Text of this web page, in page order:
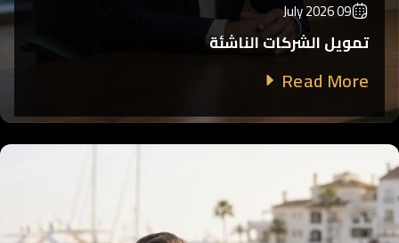
09 July 2026
تمويل الشركات الناشئة
Read More